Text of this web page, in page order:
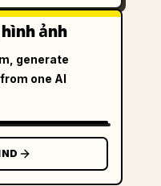
ảnh
generate
one AI